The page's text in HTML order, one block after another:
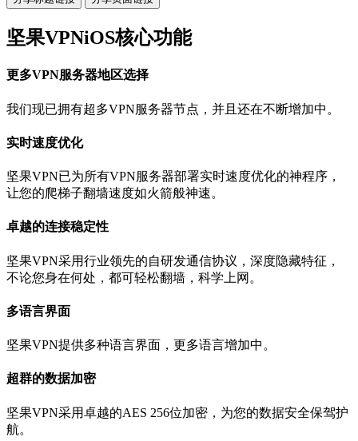
坚果VPNiOS核心功能
更多VPN服务器地区选择
我们现已拥有超多VPN服务器节点，并且还在不断增加中。
实时速度优化
坚果VPN已为所有VPN服务器部署实时速度优化的神程序，
让您的爬梯子翻墙速度如火箭般神速。
卓越的连接稳定性
坚果VPN采用行业领先的自研发通信协议，深度隐藏特征，
不论您身在何处，都可轻松翻墙，科学上网。
多语言界面
坚果VPN提供多种语言界面，更多语言增加中。
超群的数据加密
坚果VPN采用卓越的AES 256位加密，为您的数据安全保驾护
航。